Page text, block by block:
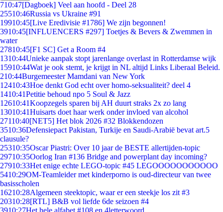
710:47[Dagboek] Veel aan hoofd - Deel 28
25510:46Russia vs Ukraine #91
19910:45[Live Eredivisie #1786] We zijn begonnen!
3910:45[INFLUENCERS #297] Toetjes & Bevers & Zwemmen in
water
27810:45[F1 SC] Get a Room #4
1310:44Unieke aanpak stopt jarenlange overlast in Rotterdamse wijk
15910:44Wat je ook stemt, je krijgt in NL altijd Links Liberaal Beleid.
210:44Burgemeester Mamdani van New York
12410:43Hoe denkt God echt over homo-seksualiteit? deel 4
1410:41Petitie behoud npo 5 Soul & Jazz
12610:41Koopzegels sparen bij AH duurt straks 2x zo lang
13010:41Huisarts doet haar werk onder invloed van alcohol
27110:40[NET5] Het blok 2026 #32 Blokkendozen
3510:36Defensiepact Pakistan, Turkije en Saudi-Arabië bevat art.5
clausule?
25310:35Oscar Piastri: Over 10 jaar de BESTE allertijden-topic
29710:35Oorlog Iran #136 Bridge and powerplant day incoming?
27910:33Het enige echte LEGO-topic #45 LEGOOOOOOOOOOO
5410:29OM-Teamleider met kinderporno is oud-directeur van twee
basisscholen
16210:28Algemeen steektopic, waar er een steekje los zit #3
20310:28[RTL] B&B vol liefde 6de seizoen #4
3910:27Het hele alfabet #108 en 4letterwoord